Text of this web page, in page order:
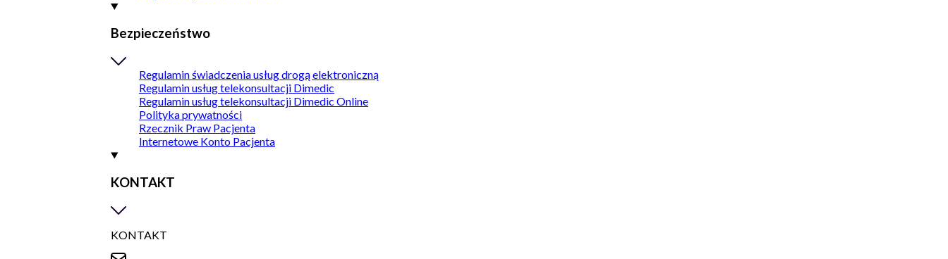
Bezpieczeństwo
Regulamin świadczenia usług drogą elektroniczną
Regulamin usług telekonsultacji Dimedic
Regulamin usług telekonsultacji Dimedic Online
Polityka prywatności
Rzecznik Praw Pacjenta
Internetowe Konto Pacjenta
KONTAKT
KONTAKT